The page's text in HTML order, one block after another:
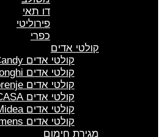
דו תאי
פירוליטי
כפרי
קולטי אדים
קולטי אדים Candy
קולטי אדים Delonghi
קולטי אדים gorenje
קולטי אדים LACASA
קולטי אדים Midea
קולטי אדים Siemens
מגירת חימום